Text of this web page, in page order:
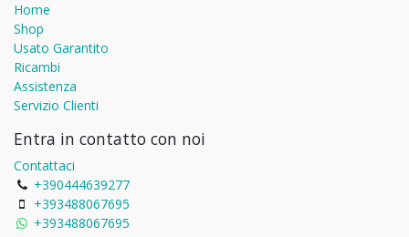
Home
Shop
Usato Garantito
Ricambi
Assistenza
Servizio Clienti
Entra in contatto con noi
Contattaci
+390444639277
+393488067695
+393488067695